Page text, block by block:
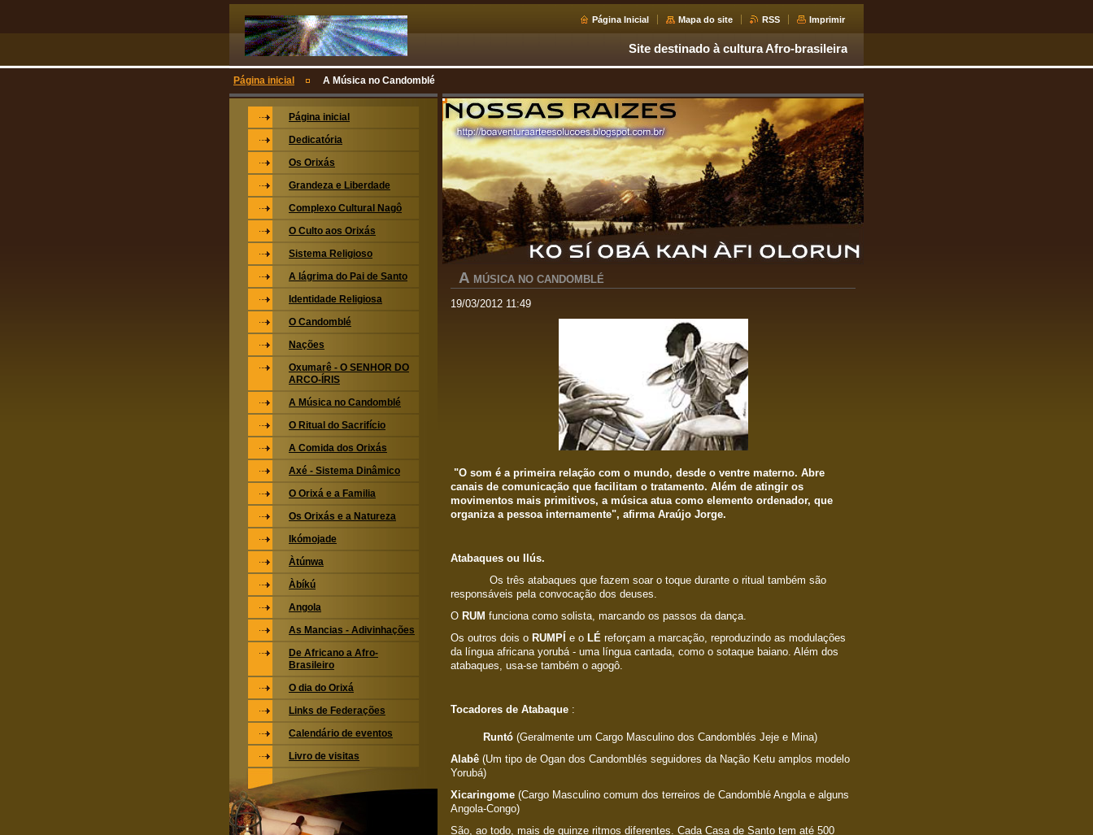
Página Inicial Mapa do site RSS Imprimir
Site destinado à cultura Afro-brasileira
Página inicial A Música no Candomblé
A MÚSICA NO CANDOMBLÉ
19/03/2012 11:49
"O som é a primeira relação com o mundo, desde o ventre materno. Abre
canais de comunicação que facilitam o tratamento. Além de atingir os
movimentos mais primitivos, a música atua como elemento ordenador, que
organiza a pessoa internamente", afirma Araújo Jorge.
Atabaques ou Ilús.
Os três atabaques que fazem soar o toque durante o ritual também são
responsáveis pela convocação dos deuses.
O RUM funciona como solista, marcando os passos da dança.
Os outros dois o RUMPÍ e o LÉ reforçam a marcação, reproduzindo as modulações
da língua africana yorubá - uma língua cantada, como o sotaque baiano. Além dos
atabaques, usa-se também o agogô.
Tocadores de Atabaque :
Runtó (Geralmente um Cargo Masculino dos Candomblés Jeje e Mina)
Alabê (Um tipo de Ogan dos Candomblés seguidores da Nação Ketu amplos modelo
Yorubá)
Xicaringome (Cargo Masculino comum dos terreiros de Candomblé Angola e alguns
Angola-Congo)
São, ao todo, mais de quinze ritmos diferentes. Cada Casa de Santo tem até 500
Página inicial
Dedicatória
Os Orixás
Grandeza e Liberdade
Complexo Cultural Nagô
O Culto aos Orixás
Sistema Religioso
A lágrima do Pai de Santo
Identidade Religiosa
O Candomblé
Nações
Oxumarê - O SENHOR DO
ARCO-ÍRIS
A Música no Candomblé
O Ritual do Sacrifício
A Comida dos Orixás
Axé - Sistema Dinâmico
O Orixá e a Familia
Os Orixás e a Natureza
Ikómojade
Àtúnwa
Àbíkú
Angola
As Mancias - Adivinhações
De Africano a Afro-
Brasileiro
O dia do Orixá
Links de Federações
Calendário de eventos
Livro de visitas